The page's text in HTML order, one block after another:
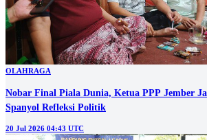
OLAHRAGA
Nobar Final Piala Dunia, Ketua PPP Jember
Spanyol Refleksi Politik
20 Jul 2026 04:43 UTC